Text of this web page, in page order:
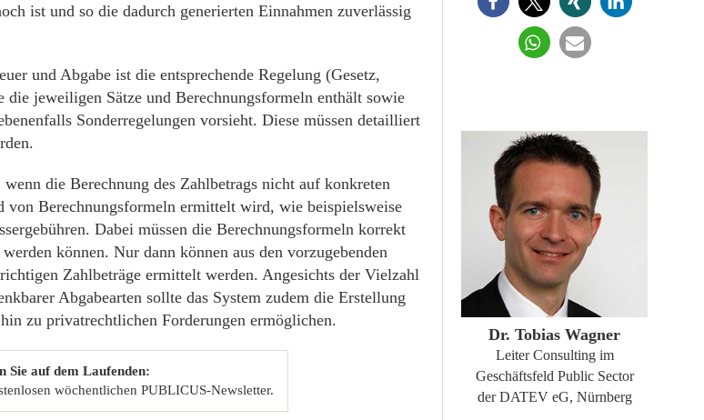
ist und so die dadurch generierten Einnahmen zuverlässig
und Abgabe ist die entsprechende Regelung (Gesetz,
die jeweiligen Sätze und Berechnungsformeln enthält sowie
Sonderregelungen vorsieht. Diese müssen detailliert
die Berechnung des Zahlbetrags nicht auf konkreten
von Berechnungsformeln ermittelt wird, wie beispielsweise
Dabei müssen die Berechnungsformeln korrekt
können. Nur dann können aus den vorzugebenden
Zahlbeträge ermittelt werden. Angesichts der Vielzahl
Abgabearten sollte das System zudem die Erstellung
zu privatrechtlichen Forderungen ermöglichen.
Sie auf dem Laufenden:
wöchentlichen PUBLICUS-Newsletter.
ZUM PROFIL
Dr. Tobias Wagner
Leiter Consulting im
Geschäftsfeld Public Sector
der DATEV eG, Nürnberg